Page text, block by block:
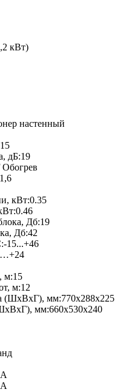
кВт)
настенный
15
дБ:19
1,6
кВт:0.35
0.46
Дб:19
Дб:42
-15...+46
м:15
м:12
(ШхВхГ), мм:770x288x225
мм:660x530x240